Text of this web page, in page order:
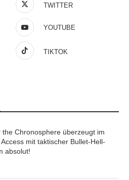
TWITTER
YOUTUBE
TIKTOK
the Chronosphere überzeugt im
Access mit taktischer Bullet-Hell-
absolut!